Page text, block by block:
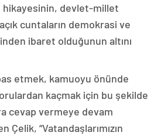
hikayesinin, devlet-millet
cuntaların demokrasi ve
ibaret olduğunun altını
etmek, kamuoyu önünde
kaçmak için bu şekilde
cevap vermeye devam
“Vatandaşlarımızın